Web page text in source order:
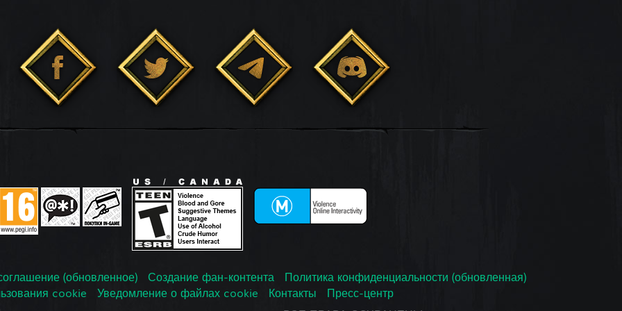
(обновленное) Создание фан-контента
Политика конфиденциальности (обновленная)
cookie
Уведомление о файлах cookie Контакты
Пресс-центр